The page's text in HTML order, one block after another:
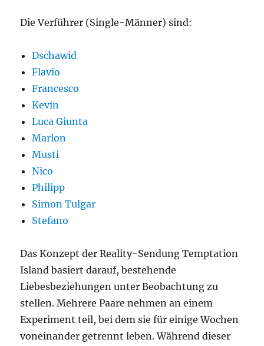
Die Verführer (Single-Männer) sind:
Dschawid
Flavio
Francesco
Kevin
Luca Giunta
Marlon
Musti
Nico
Philipp
Simon Tulgar
Stefano
Das Konzept der Reality-Sendung Temptation
Island basiert darauf, bestehende
Liebesbeziehungen unter Beobachtung zu
stellen. Mehrere Paare nehmen an einem
Experiment teil, bei dem sie für einige Wochen
voneinander getrennt leben. Während dieser